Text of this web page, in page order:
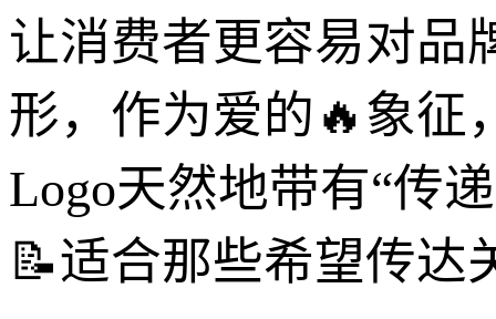
让消费者更容易对品
形，作为爱的🔥象征
Logo天然地带有“传
📝适合那些希望传达